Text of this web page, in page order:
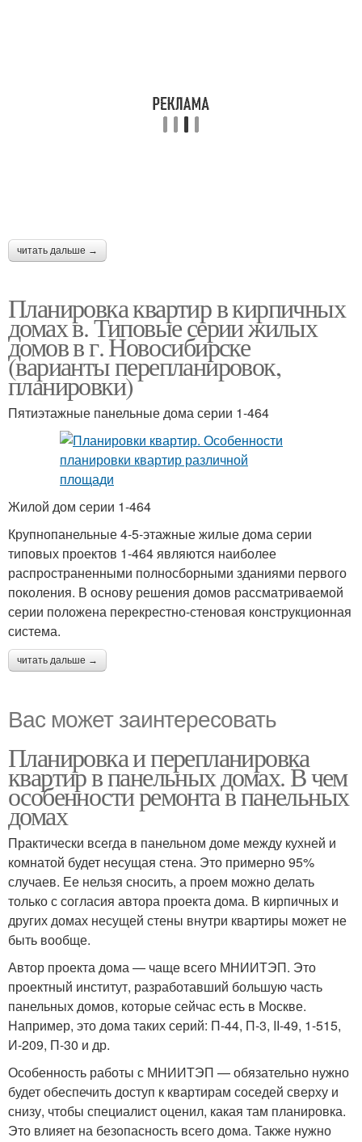
читать дальше →
Планировка квартир в кирпичных
домах в. Типовые серии жилых
домов в г. Новосибирске
(варианты перепланировок,
планировки)
Пятиэтажные панельные дома серии 1-464
Жилой дом серии 1-464
Крупнопанельные 4-5-этажные жилые дома серии
типовых проектов 1-464 являются наиболее
распространенными полносборными зданиями первого
поколения. В основу решения домов рассматриваемой
серии положена перекрестно-стеновая конструкционная
система.
читать дальше →
Вас может заинтересовать
Планировка и перепланировка
квартир в панельных домах. В чем
особенности ремонта в панельных
домах
Практически всегда в панельном доме между кухней и
комнатой будет несущая стена. Это примерно 95%
случаев. Ее нельзя сносить, а проем можно делать
только с согласия автора проекта дома. В кирпичных и
других домах несущей стены внутри квартиры может не
быть вообще.
Автор проекта дома — чаще всего МНИИТЭП. Это
проектный институт, разработавший большую часть
панельных домов, которые сейчас есть в Москве.
Например, это дома таких серий: П-44, П-3, II-49, 1-515,
И-209, П-30 и др.
Особенность работы с МНИИТЭП — обязательно нужно
будет обеспечить доступ к квартирам соседей сверху и
снизу, чтобы специалист оценил, какая там планировка.
Это влияет на безопасность всего дома. Также нужно